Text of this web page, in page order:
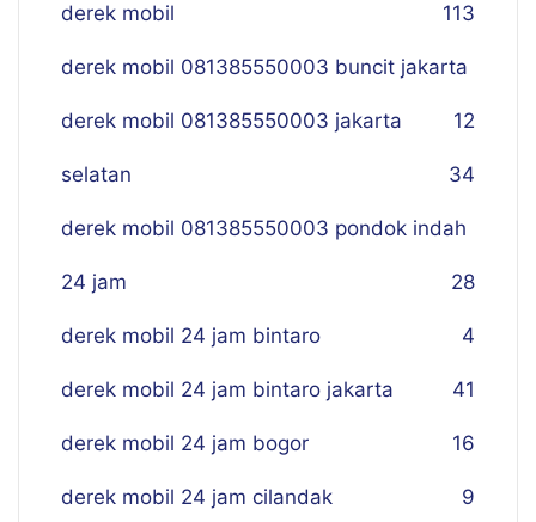
derek mobil 113
derek mobil 081385550003 buncit jakarta
12
derek mobil 081385550003 jakarta
selatan 34
derek mobil 081385550003 pondok indah
24 jam 28
derek mobil 24 jam bintaro 4
derek mobil 24 jam bintaro jakarta 41
derek mobil 24 jam bogor 16
derek mobil 24 jam cilandak 9